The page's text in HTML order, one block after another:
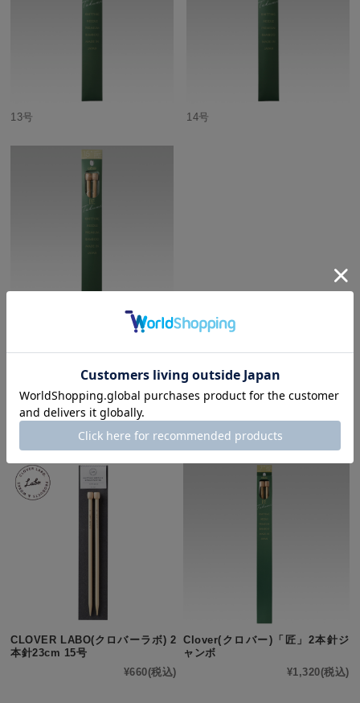
13号 14号
他にもこんな商品があります
CLOVER LABO(クロバーラボ) 2
本針23cm 15号
¥660(税込)
Clover(クロバー)「匠」2本針ジ
ャンボ
¥1,320(税込)